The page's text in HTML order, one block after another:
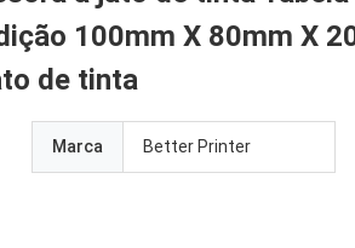
100mm X 80mm X
de tinta
Marca Better Printer